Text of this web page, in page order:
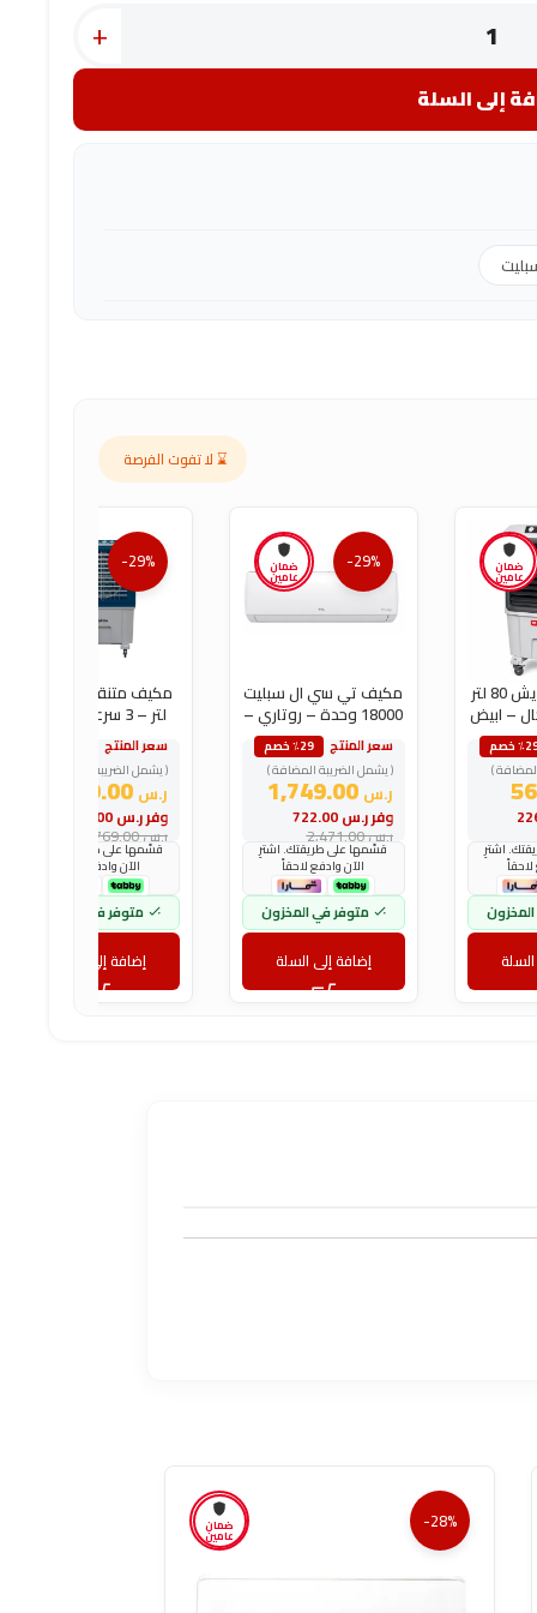
+
إلى السلة
⌛ لا تفوت الفرصة
ضمان
عامين
مبرد هواء فريش 80 لتر
– ابيض
خصم
)
اشترِ
ضمان
عامين
-29%
مكيف تي سي ال سبليت
18000 وحدة – روتاري –
بارد سعر المنتج
٪29 خصم
( يشمل الضريبة المضافة )
ر.س1,749.00
وفرر.س722.00
ر.س2,471.00
قسّمها على طريقتك. اشترِ
الآن وادفع لاحقاً
متوفر في المخزون
إضافة إلى السلة
-29%
لتر – 3 سرعات – أزرق
سعر المنتج
( يشمل الضريبة المضافة )
ر.س549.00
وفرر.س220.00
ر.س769.00
قسّمها على طريقتك. اشترِ
الآن وادفع لاحقاً
متوفر في المخزون
إضافة إلى السلة
ضمان
عامين
-28%